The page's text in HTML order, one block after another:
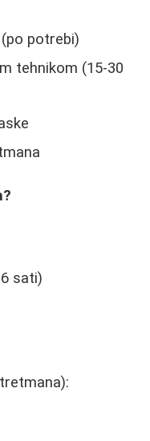
potrebi)
tehnikom (15-30
sati)